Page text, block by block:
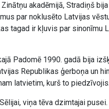
akadēmijā, Stradiņš
par noklusēto Latvijas
tagad ir kļuvis par sinonīmu
Padomē 1990. gadā bija
Republikas ģerboņa un
latvietim, kurš to piedzīvojis.
viņa tēva dzimtajai